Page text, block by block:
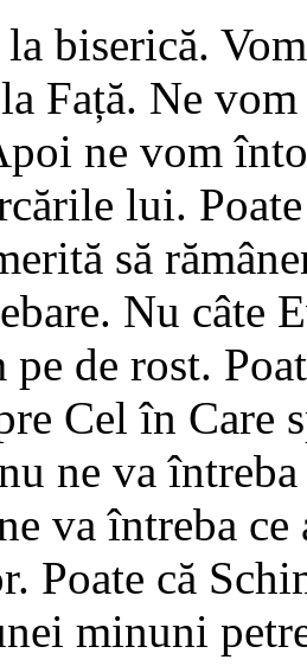
biserică.
Față. Ne
ne vom
lui.
să
Nu câte
pe de rost.
Cel în Care
ne va
va întreba
Poate că
minuni